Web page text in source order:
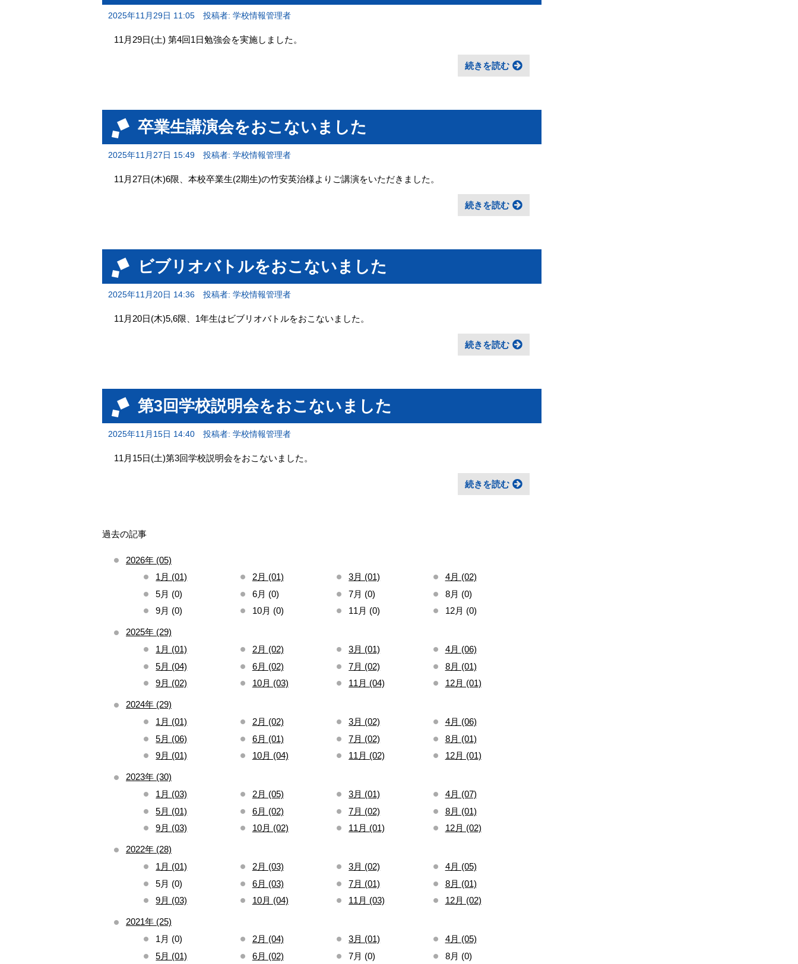
2025年11月29日 11:05 投稿者: 学校情報管理者
11月29日(土) 第4回1日勉強会を実施しました。
続きを読む
卒業生講演会をおこないました
2025年11月27日 15:49 投稿者: 学校情報管理者
11月27日(木)6限、本校卒業生(2期生)の竹安英治様よりご講演をいただきました。
続きを読む
ビブリオバトルをおこないました
2025年11月20日 14:36 投稿者: 学校情報管理者
11月20日(木)5,6限、1年生はビブリオバトルをおこないました。
続きを読む
第3回学校説明会をおこないました
2025年11月15日 14:40 投稿者: 学校情報管理者
11月15日(土)第3回学校説明会をおこないました。
続きを読む
過去の記事
2026年 (05)
1月 (01)
2月 (01) 3月 (01)
4月 (02)
5月 (0)
6月 (0) 7月 (0)
8月 (0)
9月 (0)
10月 (0) 11月 (0) 12月 (0)
2025年 (29)
1月 (01)
2月 (02) 3月 (01)
4月 (06)
5月 (04)
6月 (02) 7月 (02)
8月 (01)
9月 (02)
10月 (03) 11月 (04) 12月 (01)
2024年 (29)
1月 (01)
2月 (02) 3月 (02)
4月 (06)
5月 (06)
6月 (01) 7月 (02)
8月 (01)
9月 (01)
10月 (04) 11月 (02) 12月 (01)
2023年 (30)
1月 (03)
2月 (05) 3月 (01)
4月 (07)
5月 (01)
6月 (02) 7月 (02)
8月 (01)
9月 (03)
10月 (02) 11月 (01) 12月 (02)
2022年 (28)
1月 (01)
2月 (03) 3月 (02)
4月 (05)
5月 (0)
6月 (03) 7月 (01)
8月 (01)
9月 (03)
10月 (04) 11月 (03) 12月 (02)
2021年 (25)
1月 (0)
2月 (04) 3月 (01)
4月 (05)
5月 (01)
6月 (02) 7月 (0) 8月 (0)